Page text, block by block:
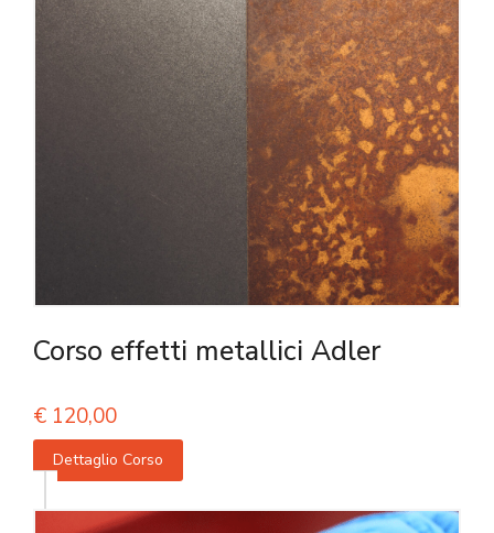
Corso effetti metallici Adler
€ 120,00
Dettaglio Corso